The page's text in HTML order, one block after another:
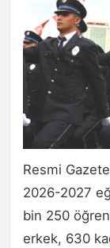
Resmi
2026-2027
bin 250
erkek, 630